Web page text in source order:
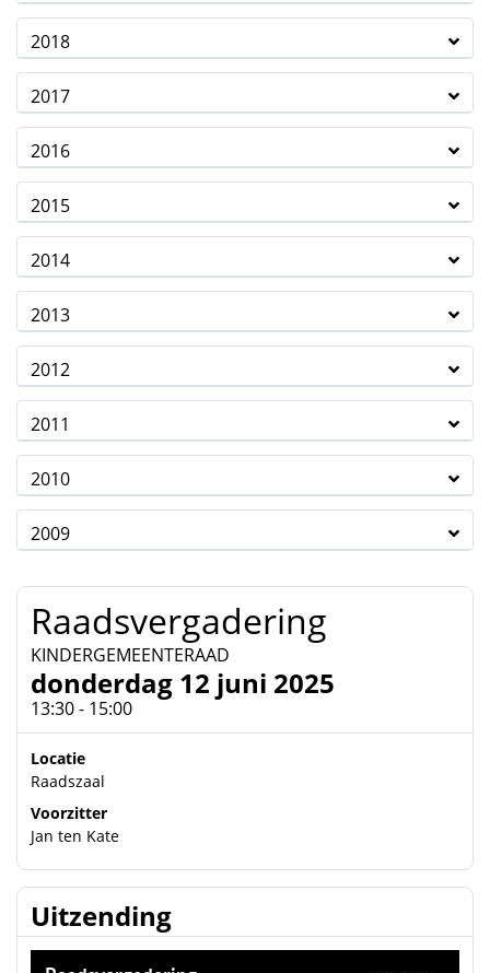
2018
2017
2016
2015
2014
2013
2012
2011
2010
2009
Raadsvergadering
KINDERGEMEENTERAAD
donderdag 12 juni 2025
13:30 - 15:00
Locatie
Raadszaal
Voorzitter
Jan ten Kate
Uitzending